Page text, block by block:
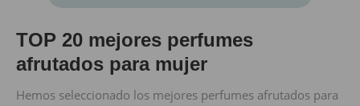
TOP 20 mejores perfumes
afrutados para mujer
Hemos seleccionado los mejores perfumes afrutados para